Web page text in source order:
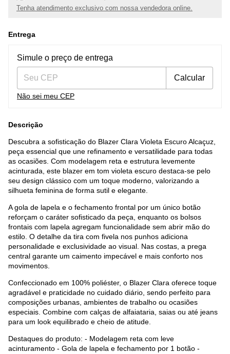
Tenha atendimento exclusivo com nossa vendedora online.
Entrega
Entregas para o CEP:
Simule o preço de entrega
Calcular
Não sei meu CEP
Descrição
Descubra a sofisticação do Blazer Clara Violeta Escuro Alcaçuz,
peça essencial que une refinamento e versatilidade para todas
as ocasiões. Com modelagem reta e estrutura levemente
acinturada, este blazer em tom violeta escuro destaca-se pelo
seu design clássico com um toque moderno, valorizando a
silhueta feminina de forma sutil e elegante.
A gola de lapela e o fechamento frontal por um único botão
reforçam o caráter sofisticado da peça, enquanto os bolsos
frontais com lapela agregam funcionalidade sem abrir mão do
estilo. O detalhe da tira com fivela nos punhos adiciona
personalidade e exclusividade ao visual. Nas costas, a prega
central garante um caimento impecável e mais conforto nos
movimentos.
Confeccionado em 100% poliéster, o Blazer Clara oferece toque
agradável e praticidade no cuidado diário, sendo perfeito para
composições urbanas, ambientes de trabalho ou ocasiões
especiais. Combine com calças de alfaiataria, saias ou até jeans
para um look equilibrado e cheio de atitude.
Destaques do produto: - Modelagem reta com leve
acinturamento - Gola de lapela e fechamento por 1 botão -